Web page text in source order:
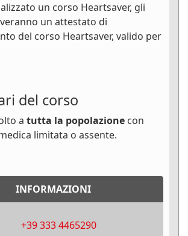
un corso Heartsaver, gli
un attestato di
del corso Heartsaver, valido per
del corso
a tutta la popolazione con
limitata o assente.
INFORMAZIONI
+39 333 4465290